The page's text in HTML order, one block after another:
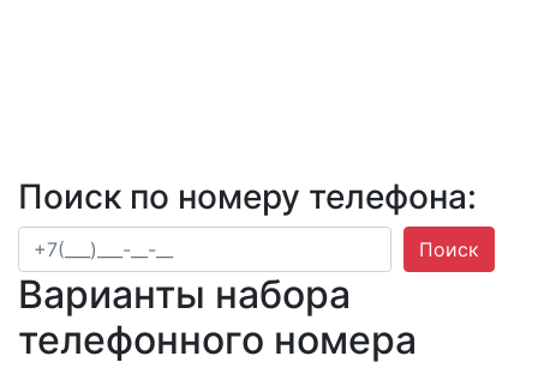
Поиск по номеру телефона:
Поиск
Варианты набора
телефонного номера